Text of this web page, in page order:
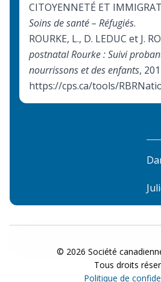
CITOYENNETÉ ET
Soins de santé – Réfugiés.
ROURKE, L., D. LEDUC et J.
postnatal Rourke : Suivi
nourrissons et des enfants,
https://cps.ca/tools/
© 2026 Société
Tous droits
Politique de